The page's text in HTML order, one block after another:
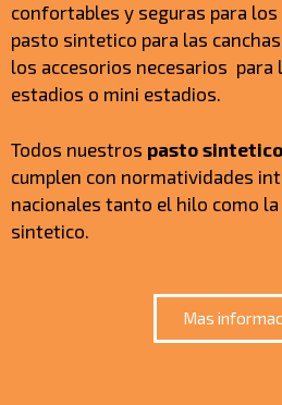
confortables y seguras para
pasto sintetico para las
los accesorios necesarios para
estadios o mini estadios.
Todos nuestros pasto sintetico
cumplen con normatividades
nacionales tanto el hilo como
sintetico.
Mas